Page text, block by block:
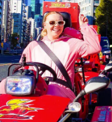
Tokyo Shinagawa
Tokyo Akihabara#2
Tokyo Shibuya Annex
Tokyo Asakusa
Okinawa